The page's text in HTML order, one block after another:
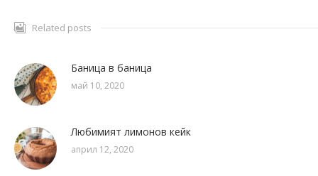
Related posts
Баница в баница
май 10, 2020
Любимият лимонов кейк
април 12, 2020